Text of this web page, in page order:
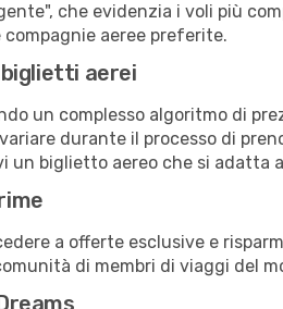
che evidenzia i voli più
aeree preferite.
aerei
un complesso algoritmo di
durante il processo di
un biglietto aereo che si adatta
a offerte esclusive e
di membri di viaggi del